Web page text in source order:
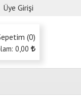
Üye Girişi
(0)
0 ,00